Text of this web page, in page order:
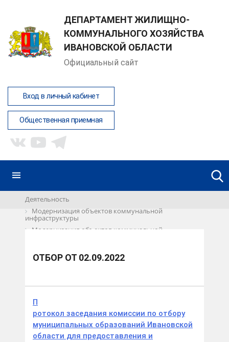
ДЕПАРТАМЕНТ ЖИЛИЩНО-
КОММУНАЛЬНОГО ХОЗЯЙСТВА
ИВАНОВСКОЙ ОБЛАСТИ
Официальный сайт
Вход в личный кабинет
Общественная приемная
Деятельность
Модернизация объектов коммунальной
инфраструктуры
Модернизация объектов коммунальной
ОТБОР ОТ 02.09.2022
П
ротокол заседания комиссии по отбору
муниципальных образований Ивановской
области для предоставления и